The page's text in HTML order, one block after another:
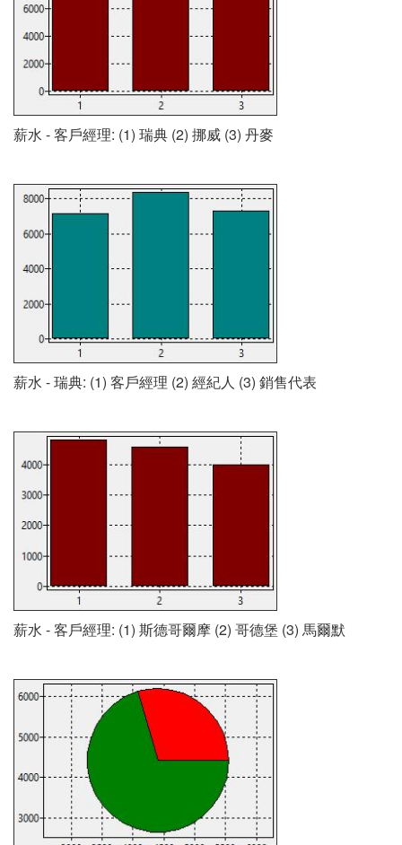
薪水 - 客戶經理: (1) 瑞典 (2) 挪威 (3) 丹麥
薪水 - 瑞典: (1) 客戶經理 (2) 經紀人 (3) 銷售代表
薪水 - 客戶經理: (1) 斯德哥爾摩 (2) 哥德堡 (3) 馬爾默